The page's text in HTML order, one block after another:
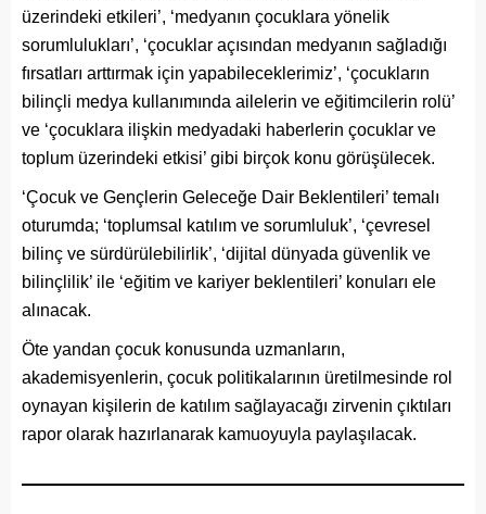
üzerindeki etkileri’, ‘medyanın çocuklara yönelik
sorumlulukları’, ‘çocuklar açısından medyanın sağladığı
fırsatları arttırmak için yapabileceklerimiz’, ‘çocukların
bilinçli medya kullanımında ailelerin ve eğitimcilerin rolü’
ve ‘çocuklara ilişkin medyadaki haberlerin çocuklar ve
toplum üzerindeki etkisi’ gibi birçok konu görüşülecek.
‘Çocuk ve Gençlerin Geleceğe Dair Beklentileri’ temalı
oturumda; ‘toplumsal katılım ve sorumluluk’, ‘çevresel
bilinç ve sürdürülebilirlik’, ‘dijital dünyada güvenlik ve
bilinçlilik’ ile ‘eğitim ve kariyer beklentileri’ konuları ele
alınacak.
Öte yandan çocuk konusunda uzmanların,
akademisyenlerin, çocuk politikalarının üretilmesinde rol
oynayan kişilerin de katılım sağlayacağı zirvenin çıktıları
rapor olarak hazırlanarak kamuoyuyla paylaşılacak.